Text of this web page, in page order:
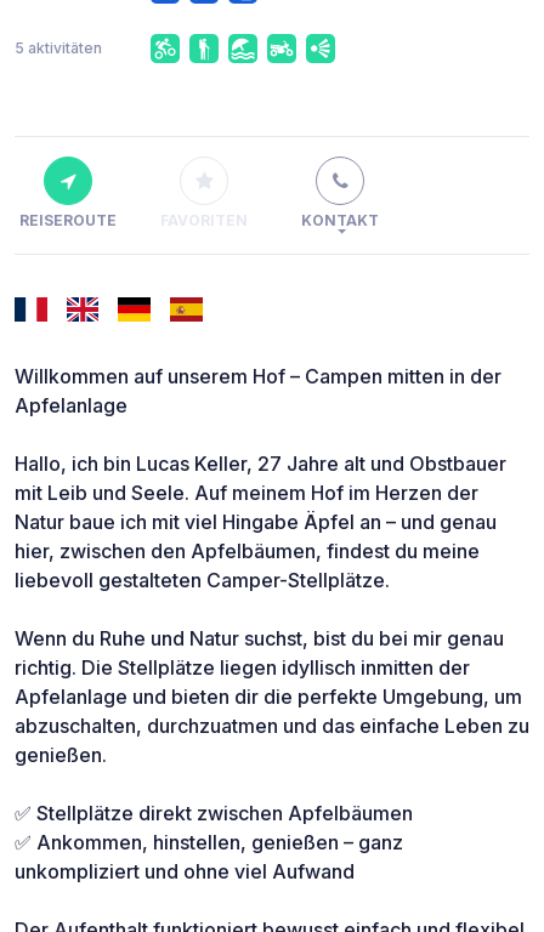
5 aktivitäten
REISEROUTE FAVORITEN KONTAKT
Willkommen auf unserem Hof – Campen mitten in der
Apfelanlage
Hallo, ich bin Lucas Keller, 27 Jahre alt und Obstbauer
mit Leib und Seele. Auf meinem Hof im Herzen der
Natur baue ich mit viel Hingabe Äpfel an – und genau
hier, zwischen den Apfelbäumen, findest du meine
liebevoll gestalteten Camper-Stellplätze.
Wenn du Ruhe und Natur suchst, bist du bei mir genau
richtig. Die Stellplätze liegen idyllisch inmitten der
Apfelanlage und bieten dir die perfekte Umgebung, um
abzuschalten, durchzuatmen und das einfache Leben zu
genießen.
✅ Stellplätze direkt zwischen Apfelbäumen
✅ Ankommen, hinstellen, genießen – ganz
unkompliziert und ohne viel Aufwand